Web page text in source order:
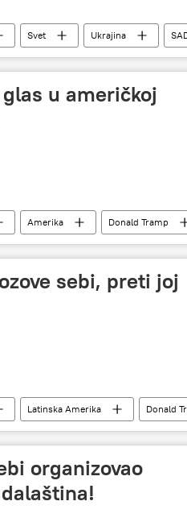
Svet Ukrajina
u američkoj
Amerika
Donald Tramp
Aljbin Kurti Kongres
sebi, preti joj
Latinska Amerika
Donald
Demokrate
organizovao